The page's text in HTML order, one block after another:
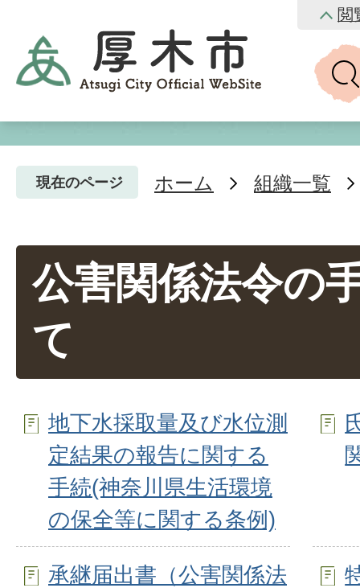
閲
現在のページ ホーム 組織一覧
公害関係法令の
て
地下水採取量及び水位測
定結果の報告に関する
手続(神奈川県生活環境
の保全等に関する条例)
承継届出書（公害関係法